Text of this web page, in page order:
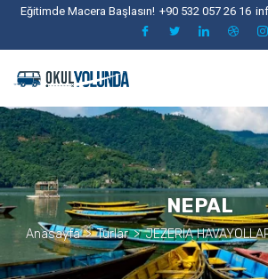
Eğitimde Macera Başlasın! +90 532 057 26 16
NEPAL
Anasayfa > Turlar > JEZERIA